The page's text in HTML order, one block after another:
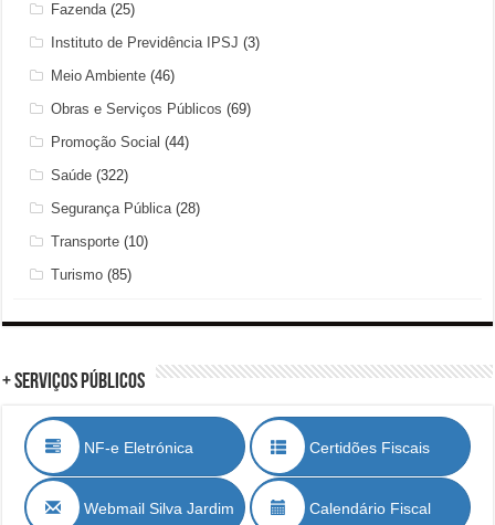
Fazenda(25)
Instituto de Previdência IPSJ (3)
Meio Ambiente (46)
Obras e Serviços Públicos (69)
Promoção Social (44)
Saúde (322)
Segurança Pública(28)
Transporte (10)
Turismo (85)
+ Serviços Públicos
NF-e Eletrónica Certidões Fiscais
Webmail Silva Jardim Calendário Fiscal